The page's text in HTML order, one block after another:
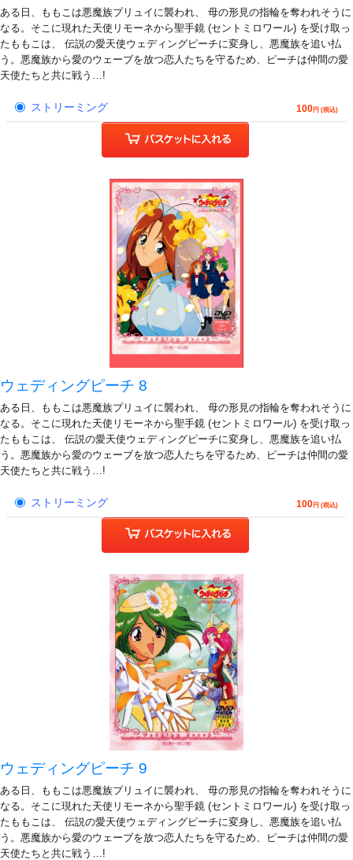
ある日、ももこは悪魔族プリュイに襲われ、 母の形見の指輪を奪われそうに
なる。そこに現れた天使リモーネから聖手鏡 (セントミロワール) を受け取っ
たももこは、 伝説の愛天使ウェディングピーチに変身し、悪魔族を追い払
う。悪魔族から愛のウェーブを放つ恋人たちを守るため、ピーチは仲間の愛
天使たちと共に戦う…!
ストリーミング 100円 (税込)
ウェディングピーチ 8
ある日、ももこは悪魔族プリュイに襲われ、 母の形見の指輪を奪われそうに
なる。そこに現れた天使リモーネから聖手鏡 (セントミロワール) を受け取っ
たももこは、 伝説の愛天使ウェディングピーチに変身し、悪魔族を追い払
う。悪魔族から愛のウェーブを放つ恋人たちを守るため、ピーチは仲間の愛
天使たちと共に戦う…!
ストリーミング 100円 (税込)
ウェディングピーチ 9
ある日、ももこは悪魔族プリュイに襲われ、 母の形見の指輪を奪われそうに
なる。そこに現れた天使リモーネから聖手鏡 (セントミロワール) を受け取っ
たももこは、 伝説の愛天使ウェディングピーチに変身し、悪魔族を追い払
う。悪魔族から愛のウェーブを放つ恋人たちを守るため、ピーチは仲間の愛
天使たちと共に戦う…!